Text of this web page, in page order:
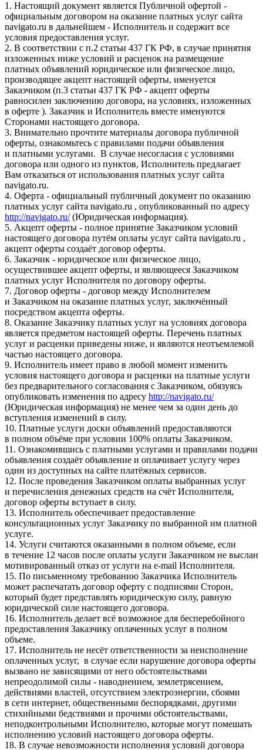
1. Настоящий документ является Публичной офертой -
официальным договором на оказание платных услуг сайта
navigato.ru в дальнейшем - Исполнитель и содержит все
условия предоставления услуг.
2. В соответствии с п.2 статьи 437 ГК РФ, в случае принятия
изложенных ниже условий и расценок на размещение
платных объявлений юридическое или физическое лицо,
производящее акцепт настоящей оферты, именуется
Заказчиком (п.3 статьи 437 ГК РФ - акцепт оферты
равносилен заключению договора, на условиях, изложенных
в оферте ). Заказчик и Исполнитель вместе именуются
Сторонами настоящего договора.
3. Внимательно прочтите материалы договора публичной
оферты, ознакомьтесь с правилами подачи объявления
и платными услугами. В случае несогласия с условиями
договора или одного из пунктов, Исполнитель предлагает
Вам отказаться от использования платных услуг сайта
navigato.ru.
4. Оферта - официальный публичный документ по оказанию
платных услуг сайта navigato.ru , опубликованный по адресу
http://navigato.ru/(Юридическая информация).
5. Акцепт оферты - полное принятие Заказчиком условий
настоящего договора путём оплаты услуг сайта navigato.ru ,
акцепт оферты создаёт договор оферты.
6. Заказчик - юридическое или физическое лицо,
осуществившее акцепт оферты, и являющееся Заказчиком
платных услуг Исполнителя по договору оферты.
7. Договор оферты - договор между Исполнителем
и Заказчиком на оказание платных услуг, заключённый
посредством акцепта оферты.
8. Оказание Заказчику платных услуг на условиях договора
является предметом настоящей оферты. Перечень платных
услуг и расценки приведены ниже, и являются неотъемлемой
частью настоящего договора.
9. Исполнитель имеет право в любой момент изменить
условия настоящего договора и расценки на платные услуги
без предварительного согласования с Заказчиком, обязуясь
опубликовать изменения по адресу http://navigato.ru/
(Юридическая информация) не менее чем за один день до
вступления изменений в силу.
10. Платные услуги доски объявлений предоставляются
в полном объёме при условии 100% оплаты Заказчиком.
11. Ознакомившись с платными услугами и правилами подачи
объявления создаёт объявление и оплачивает услугу через
один из доступных на сайте платёжных сервисов.
12. После проведения Заказчиком оплаты выбранных услуг
и перечисления денежных средств на счёт Исполнителя,
договор оферты вступает в силу.
13. Исполнитель обеспечивает предоставление
консультационных услуг Заказчику по выбранной им платной
услуге.
14. Услуги считаются оказанными в полном объеме, если
в течение 12 часов после оплаты услуги Заказчиком не выслан
мотивированный отказ от услуги на e-mail Исполнителя.
15. По письменному требованию Заказчика Исполнитель
может распечатать договор оферту с подписями Сторон,
который будет представлять юридическую силу, равную
юридической силе настоящего договора.
16. Исполнитель делает всё возможное для бесперебойного
предоставления Заказчику оплаченных услуг в полном
объеме.
17. Исполнитель не несёт ответственности за неисполнение
оплаченных услуг, в случае если нарушение договора оферты
вызвано не зависящими от него обстоятельствами
непреодолимой силы - наводнением, землетрясением,
действиями властей, отсутствием электроэнергии, сбоями
в сети интернет, общественными беспорядками, другими
стихийными бедствиями и прочими обстоятельствами,
неподконтрольными Исполнителю, которые могут помешать
исполнению условий настоящего договора оферты.
18. В случае невозможности исполнения условий договора